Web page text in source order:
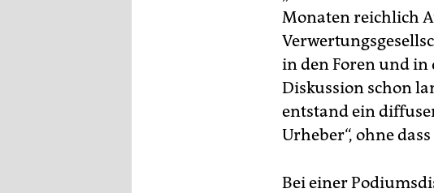
Monaten reichlich
in den Foren und in
Diskussion schon
entstand ein
Urheber“, ohne
Bei einer